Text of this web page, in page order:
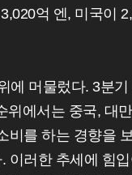
억 엔, 미국이
에 머물렀다. 3분
에서는 중국, 대
비를 하는 경향을
러한 추세에 힘